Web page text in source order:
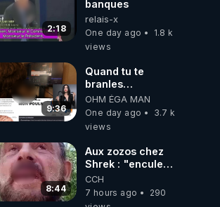
2:18
banques
relais-x
One day ago
1.8 k
views
9:36
Quand tu te
branles
bonhomme tu
émets des ondes
ils ont juste omis
OHM ÉGA MAN
One day ago
3.7 k
views
8:44
Aux zozos chez
Shrek : "encule
toi tout seul
espèce de mal
polish"
CCH
7 hours ago
290